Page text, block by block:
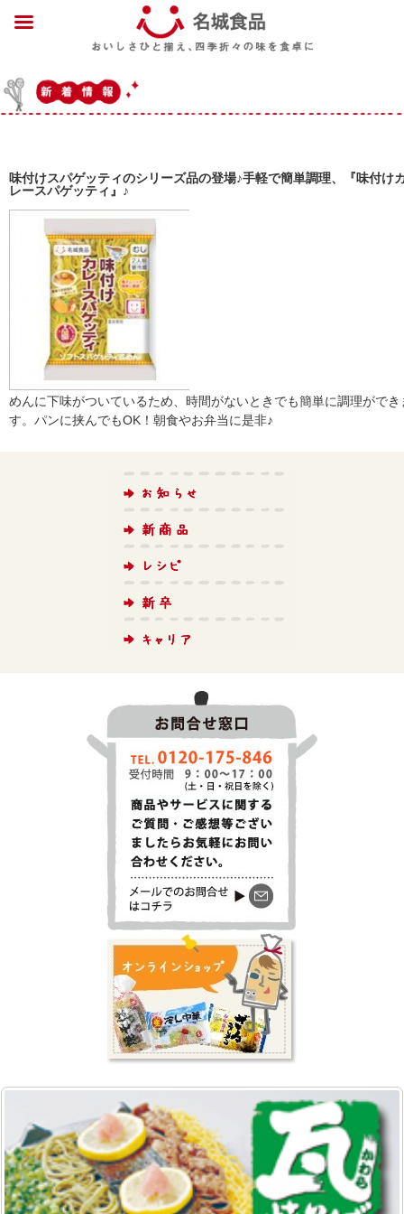
味付けスパゲッティのシリーズ品の登場♪手軽で簡単調理、『味付け
レースパゲッティ』♪
めんに下味がついているため、時間がないときでも簡単に調理ができ
す。パンに挟んでもOK！朝食やお弁当に是非♪